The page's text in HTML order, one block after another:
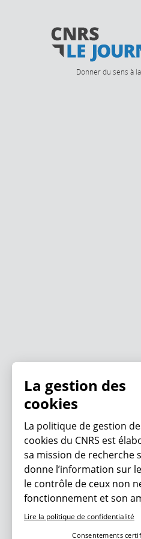
Donner du sens à
La gestion des
cookies
La politique de gestion
cookies du CNRS est
sa mission de recherche
donne l’information sur
le contrôle de ceux non
fonctionnement et son
Lire la politique de confidentialité
Consentements